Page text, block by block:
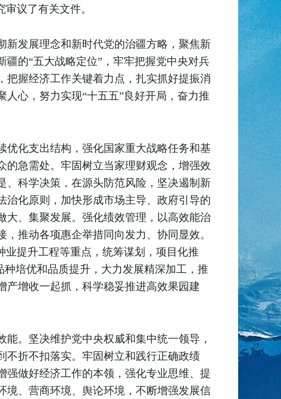
议了有关文件。
新发展理念和新时代党的治疆方略，聚焦新
的“五大战略定位”，牢牢把握党中央对兵
把握经济工作关键着力点，扎实抓好提振消
心，努力实现“十五五”良好开局，奋力推
化支出结构，强化国家重大战略任务和基
急需处。牢固树立当家理财观念，增强效
、科学决策，在源头防范风险，坚决遏制新
化原则，加快形成市场主导、政府引导的
大、集聚发展。强化绩效管理，以高效能治
推动各项惠企举措同向发力、协同显效。
提升工程等重点，统筹谋划，项目化推
培优和品质提升，大力发展精深加工，推
产增收一起抓，科学稳妥推进高效果园建
。坚决维护党中央权威和集中统一领导，
不折不扣落实。牢固树立和践行正确政绩
做好经济工作的本领，强化专业思维、提
境、营商环境、舆论环境，不断增强发展信